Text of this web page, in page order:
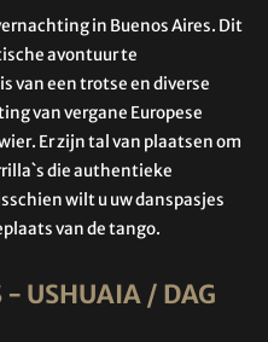
in Buenos Aires. Dit
avontuur te
van een trotse en diverse
van vergane Europese
Er zijn tal van plaatsen om
die authentieke
wilt u uw danspasjes
van de tango.
- USHUAIA / DAG